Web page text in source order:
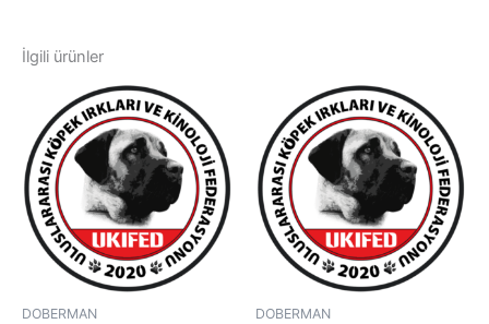
İlgili ürünler
DOBERMAN DOBERMAN